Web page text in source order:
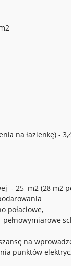
na łazienkę) -
- 25 m2 (28 m2
połaciowe,
na
punktów